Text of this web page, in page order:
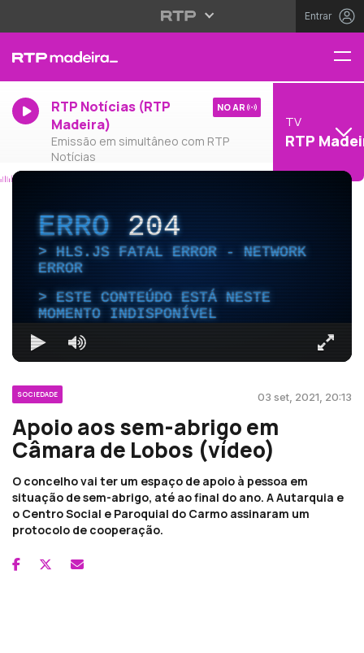
Entrar
RTP Notícias (RTP
Madeira)
Emissão em simultâneo com RTP
Notícias
NO AR
TV
RTP
ERRO204
HLS.JS FATAL ERROR - NETWORK
ERROR
ESTE CONTEÚDO ESTÁ NESTE
MOMENTO INDISPONÍVEL
SOCIEDADE 03 set, 2021, 20:13
Apoio aos sem-abrigo em
Câmara de Lobos (vídeo)
O concelho vai ter um espaço de apoio à pessoa em
situação de sem-abrigo, até ao final do ano. A Autarquia e
o Centro Social e Paroquial do Carmo assinaram um
protocolo de cooperação.